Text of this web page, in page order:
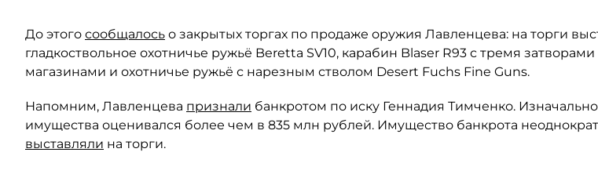
До этого сообщалось о закрытых торгах по продаже оружия Лавленцева: на торги
гладкоствольное охотничье ружьё Beretta SV10, карабин Blaser R93 с тремя
магазинами и охотничье ружьё с нарезным стволом Desert Fuchs Fine Guns.
Напомним, Лавленцева признали банкротом по иску Геннадия Тимченко.
имущества оценивался более чем в 835 млн рублей. Имущество банкрота
выставляли на торги.